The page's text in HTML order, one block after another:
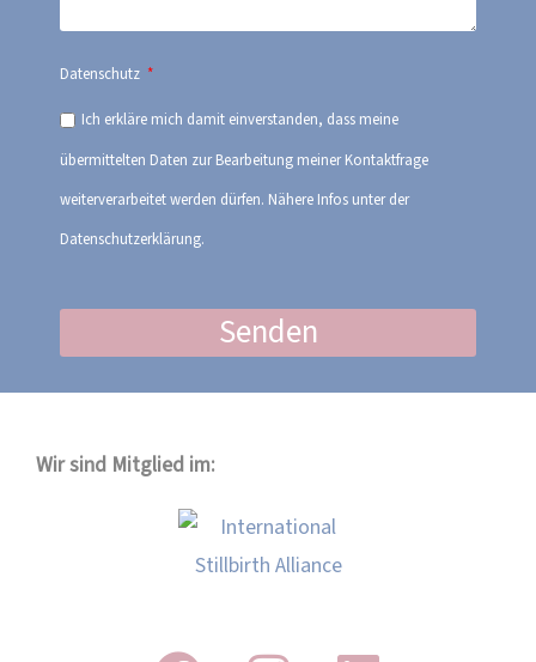
Datenschutz
Ich erkläre mich damit einverstanden, dass meine
übermittelten Daten zur Bearbeitung meiner Kontaktfrage
weiterverarbeitet werden dürfen. Nähere Infos unter der
Datenschutzerklärung.
Senden
Wir sind Mitglied im: